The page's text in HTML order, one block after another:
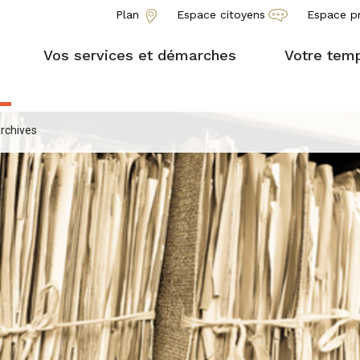
Plan Espace citoyens Espace
Vos services et démarches Votre